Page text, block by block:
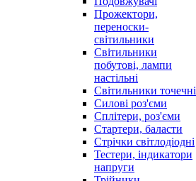
Прожектори,
переноски-
світильники
Світильники
побутові, лампи
настільні
Світильники точечні
Силові роз'єми
Сплітери, роз'єми
Стартери, баласти
Стрічки світлодіодні
Тестери, індикатори
напруги